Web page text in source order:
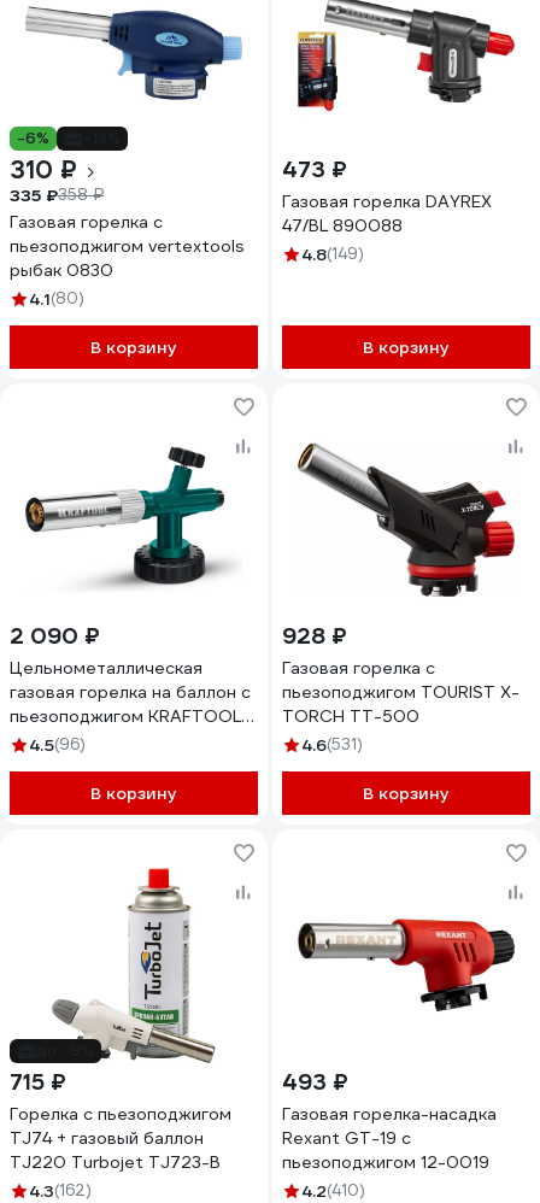
-6%
310 ₽
335 ₽358 ₽
Газовая горелка с
пьезоподжигом vertextools
рыбак 0830
4.1(80)
В корзину
473 ₽
Газовая горелка DAYREX
47/BL 890088
4.8(149)
В корзину
2 090 ₽
Цельнометаллическая
газовая горелка на баллон с
пьезоподжигом KRAFTOOL
KG-1000 55514
4.5(96)
В корзину
928 ₽
Газовая горелка с
пьезоподжигом TOURIST X-
TORCH TT-500
4.6(531)
В корзину
715 ₽
Горелка с пьезоподжигом
TJ74 + газовый баллон
TJ220 Turbojet TJ723-B
4.3(162)
493 ₽
Газовая горелка-насадка
Rexant GT-19 с
пьезоподжигом 12-0019
4.2(410)